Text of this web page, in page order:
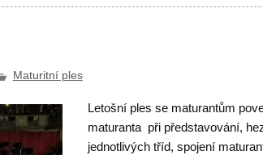
Maturitní ples
Letošní ples se maturantům
maturanta při představování,
jednotlivých tříd, spojení